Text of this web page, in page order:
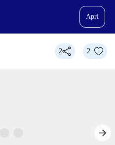
Apri
2 2